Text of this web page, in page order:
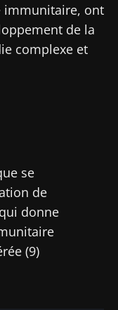
immunitaire, ont
de la
complexe et
se
de
donne
(9)